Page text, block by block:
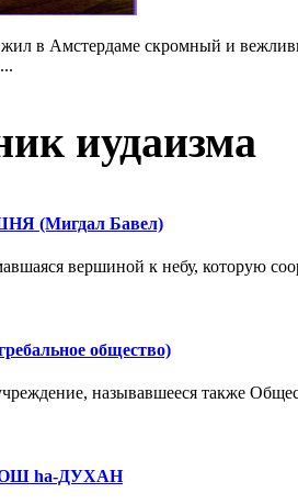
в Амстердаме скромный и
иудаизма
(Мигдал Бавел)
вершиной к небу, которую
общество)
называвшееся также
hа-ДУХАН